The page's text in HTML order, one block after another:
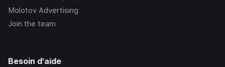
Molotov Advertising
Join the team
Besoin d'aide